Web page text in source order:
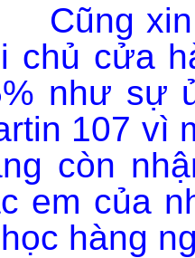
xin
chủ cửa
như sự
107 vì
còn
em của
hàng